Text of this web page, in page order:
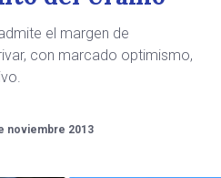
el margen de
con marcado optimismo,
noviembre 2013